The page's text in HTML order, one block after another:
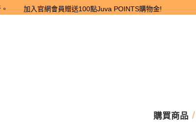
入官網會員贈送100點Juva POINTS購物金!
購買商品